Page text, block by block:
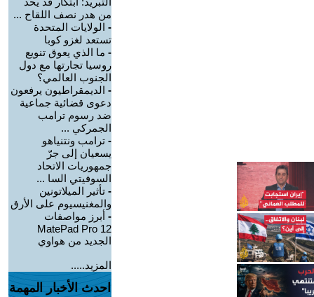
من هدر نصف اللقاح ...
- الولايات المتحدة
تستعد لغزو كوبا
- ما الذي يعوق تنويع
روسيا تجارتها مع دول
الجنوب العالمي؟
- الديمقراطيون يرفعون
دعوى قضائية جماعية
ضد رسوم ترامب
الجمركي ...
- ترامب ونتنياهو
يسعيان إلى جرّ
جمهوريات الاتحاد
السوفيتي السا ...
- تأثير الميلاتونين
والمغنيسيوم على الأرق
- أبرز مواصفات
MatePad Pro 12
الجديد من هواوي
المزيد.....
احدث الأخبار المهمة